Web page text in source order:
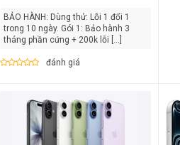
BẢO HÀNH: Dùng thử: Lỗi 1 đổi 1
trong 10 ngày. Gói 1: Bảo hành 3
tháng phần cứng + 200k lỗi [...]
đánh giá